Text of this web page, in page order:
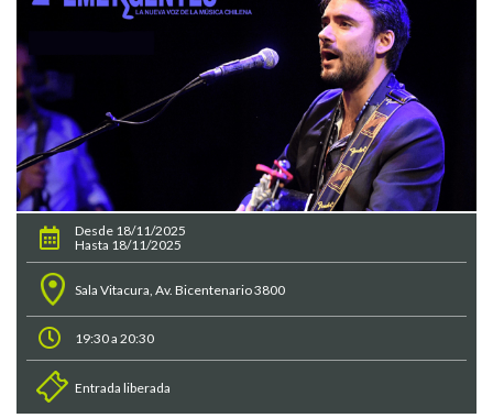
Desde 18/11/2025
Hasta 18/11/2025
Sala Vitacura, Av. Bicentenario 3800
19:30 a 20:30
Entrada liberada